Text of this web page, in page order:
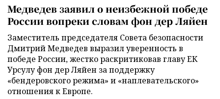
Медведев заявил о неизбежной победе
России вопреки словам фон дер Ляйен
Заместитель председателя Совета безопасности
Дмитрий Медведев выразил уверенность в
победе России, жестко раскритиковав главу ЕК
Урсулу фон дер Ляйен за поддержку
«бендеровского режима» и «наплевательского»
отношения к Европе.